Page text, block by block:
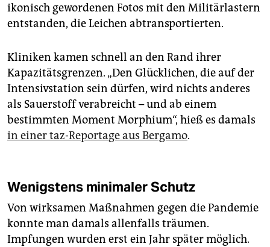
ikonisch gewordenen Fotos mit den Militärlastern
entstanden, die Leichen abtransportierten.
Kliniken kamen schnell an den Rand ihrer
Kapazitätsgrenzen. „Den Glücklichen, die auf der
Intensivstation sein dürfen, wird nichts anderes
als Sauerstoff verabreicht – und ab einem
bestimmten Moment Morphium“, hieß es damals
in einer taz-Reportage aus Bergamo.
Wenigstens minimaler Schutz
Von wirksamen Maßnahmen gegen die Pandemie
konnte man damals allenfalls träumen.
Impfungen wurden erst ein Jahr später möglich.